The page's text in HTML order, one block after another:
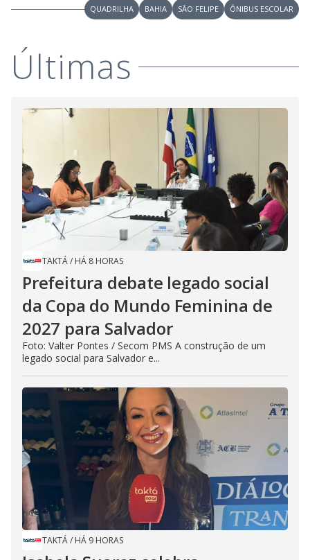
QUADRILHA BAHIA SÃO FELIPE ÔNIBUS ESCOLAR
Últimas
TAKTÁ/ HÁ 8 HORAS
Prefeitura debate legado social
da Copa do Mundo Feminina de
2027 para Salvador
Foto: Valter Pontes / Secom PMS A construção de um
legado social para Salvador e...
TAKTÁ/ HÁ 9 HORAS